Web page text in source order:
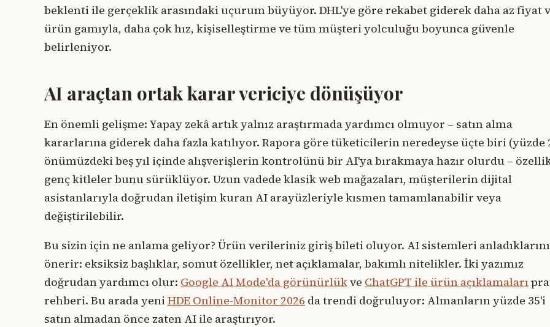
beklenti ile gerçeklik arasındaki uçurum büyüyor. DHL'ye göre rekabet giderek daha az fiyat
ürün gamıyla, daha çok hız, kişiselleştirme ve tüm müşteri yolculuğu boyunca güvenle
belirleniyor.
AI araçtan ortak karar vericiye dönüşüyor
En önemli gelişme: Yapay zekâ artık yalnız araştırmada yardımcı olmuyor – satın alma
kararlarına giderek daha fazla katılıyor. Rapora göre tüketicilerin neredeyse üçte biri (yüzde
önümüzdeki beş yıl içinde alışverişlerin kontrolünü bir AI'ya bırakmaya hazır olurdu –
genç kitleler bunu sürüklüyor. Uzun vadede klasik web mağazaları, müşterilerin dijital
asistanlarıyla doğrudan iletişim kuran AI arayüzleriyle kısmen tamamlanabilir veya
değiştirilebilir.
Bu sizin için ne anlama geliyor? Ürün verileriniz giriş bileti oluyor. AI sistemleri anladıklarını
önerir: eksiksiz başlıklar, somut özellikler, net açıklamalar, bakımlı nitelikler. İki yazımız
doğrudan yardımcı olur: Google AI Mode'da görünürlükve ChatGPT ile ürün açıklamaları
rehberi. Bu arada yeniHDE Online-Monitor 2026 da trendi doğruluyor: Almanların yüzde 35'i
satın almadan önce zaten AI ile araştırıyor.